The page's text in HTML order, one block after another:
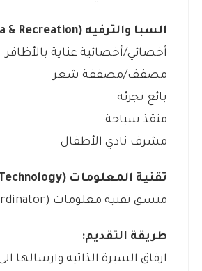
السبا والترفيه (Spa & Recreation)
أخصائي/أخصائية عناية بالأظافر
مصفف/مصففة شعر
بائع تجزئة
منقذ سباحة
مشرف نادي الأطفال
تقنية المعلومات (Information Technology)
منسق تقنية معلومات (IT Coordinator)
طريقة التقديم:
ارفاق السيرة الذاتيه وارسالها